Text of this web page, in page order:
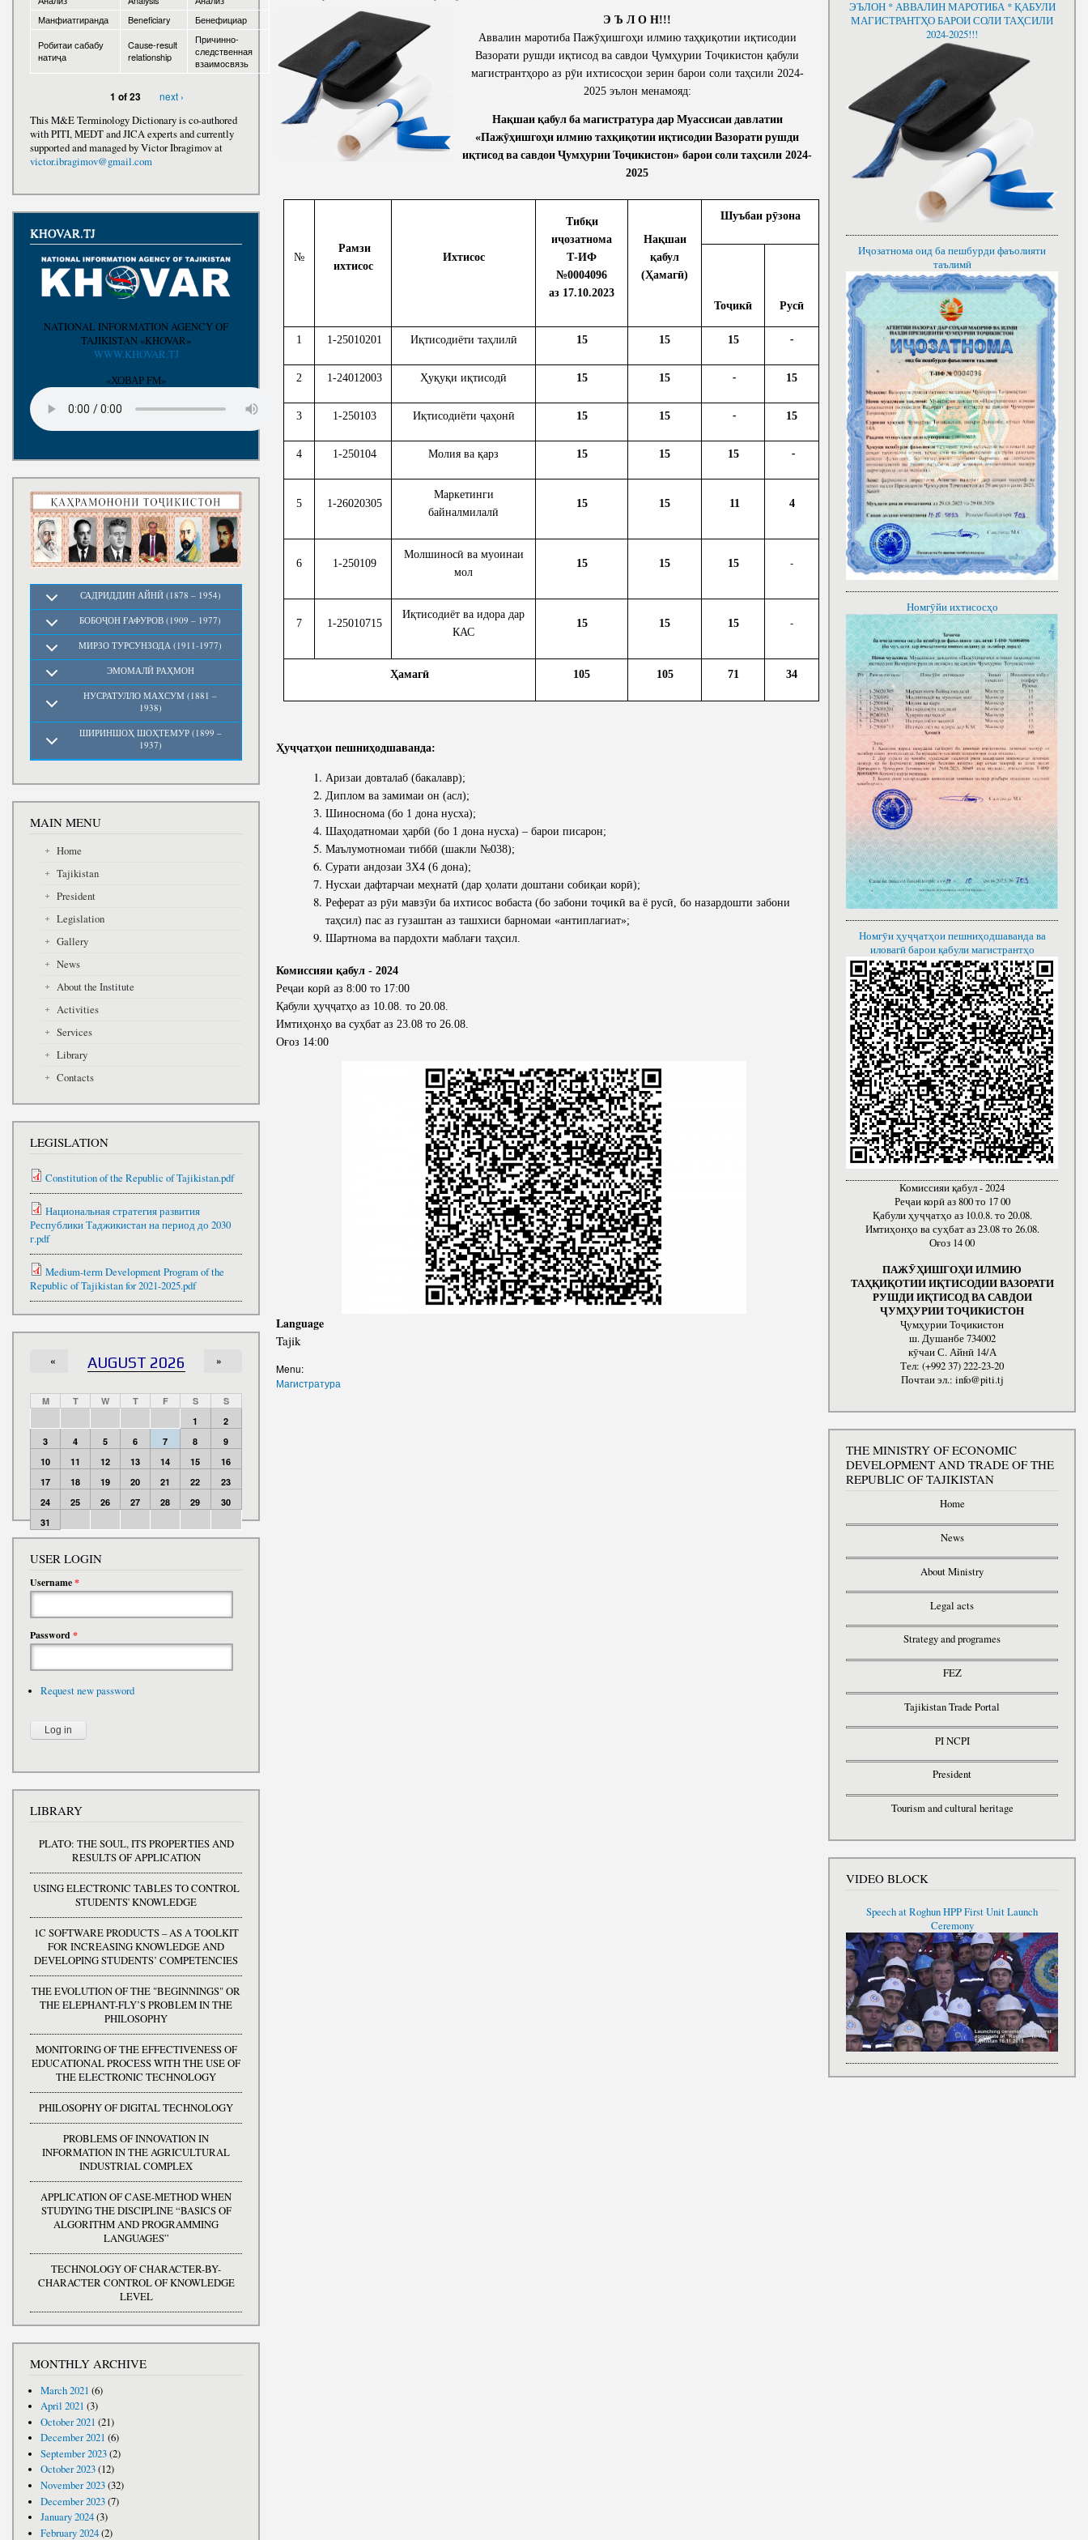
Awards Telegrams
Write to the President
Department of Strategic Planning, Modeling
and Macroeconomic Perspectives
Department for Strengthening Export Potential,
Logistics and E-commerce
Production Efficiency and Infrastructure
Department
Human Resource Development Department
Department of Institutional Strengthening of
the Country and Digital Economy
Conferences, seminars and round tables
Э Ъ Л О Н!!!
Аввалин маротиба Пажӯҳишгоҳи илмию таҳқиқотии иқтисодии
Вазорати рушди иқтисод ва савдои Ҷумҳурии Тоҷикистон қабули
магистрантҳоро аз рӯи ихтисосҳои зерин барои соли таҳсили 2024-
2025 эълон менамояд:
Нақшаи қабул ба магистратура дар Муассисаи давлатии
«Пажӯҳишгоҳи илмию тахқиқотии иқтисодии Вазорати рушди
иқтисод ва савдои Ҷумҳурии Тоҷикистон» барои соли таҳсили 2024-
2025
№
Рамзи
ихтисос
Ихтисос
Тибқи
иҷозатнома
Т-ИФ
№0004096
аз 17.10.2023
Нақшаи
қабул
(Ҳамагӣ)
Шуъбаи рӯзона
Тоҷикӣ Русӣ
1 1-25010201 Иқтисодиёти таҳлилӣ 15 15 15 -
2 1-24012003 Ҳуқуқи иқтисодӣ 15 15 - 15
3 1-250103 Иқтисодиёти ҷаҳонӣ 15 15 - 15
4 1-250104 Молия ва қарз 15 15 15 -
5 1-26020305
Маркетинги
байналмилалӣ
15 15 11 4
6 1-250109
Молшиносӣ ва муоинаи
мол
15 15 15 -
7 1-25010715
Иқтисодиёт ва идора дар
КАС
15 15 15 -
Ҳамагӣ 105 105 71 34
Ҳуҷҷатҳои пешниҳодшаванда:
Аризаи довталаб (бакалавр);
Диплом ва замимаи он (асл);
Шиноснома (бо 1 дона нусха);
Шаҳодатномаи ҳарбӣ (бо 1 дона нусха) – барои писарон;
Маълумотномаи тиббӣ (шакли №038);
Сурати андозаи 3Х4 (6 дона);
Нусхаи дафтарчаи меҳнатӣ (дар ҳолати доштани собиқаи корӣ);
Реферат аз рӯи мавзӯи ба ихтисос вобаста (бо забони тоҷикӣ ва ё русӣ, бо назардошти забони
таҳсил) пас аз гузаштан аз ташхиси барномаи «антиплагиат»;
Шартнома ва пардохти маблағи таҳсил.
Комиссияи қабул - 2024
Реҷаи корӣ аз 8:00 то 17:00
Қабули ҳуҷҷатҳо аз 10.08. то 20.08.
Имтиҳонҳо ва суҳбат аз 23.08 то 26.08.
Оғоз 14:00
Language
Tajik
Menu:
Магистратура
Манфиатгиранда
Beneficiary
Бенефициар
Робитаи сабабу
натиҷа
Cause-result
relationship
Причинно-
следственная
взаимосвязь
1 of 23
next ›
This M&E Terminology Dictionary is co-authored
with PITI, MEDT and JICA experts and currently
supported and managed by Victor Ibragimov at
victor.ibragimov@gmail.com
KHOVAR.TJ
NATIONAL INFORMATION AGENCY OF
TAJIKISTAN «KHOVAR»
WWW.KHOVAR.TJ
«ХОВАР FM»
САДРИДДИН АЙНӢ (1878 – 1954)
БОБОҶОН ҒАФУРОВ (1909 – 1977)
МИРЗО ТУРСУНЗОДА (1911-1977)
ЭМОМАЛӢ РАҲМОН
НУСРАТУЛЛО МАХСУМ (1881 –
1938)
ШИРИНШОҲ ШОҲТЕМУР (1899 –
1937)
MAIN MENU
Home
Tajikistan
President
Legislation
Gallery
News
About the Institute
Activities
Services
Library
Contacts
LEGISLATION
Constitution of the Republic of Tajikistan.pdf
Национальная стратегия развития
Республики Таджикистан на период до 2030
г.pdf
Medium-term Development Program of the
Republic of Tajikistan for 2021-2025.pdf
AUGUST 2026
« »
M T W T F S
S
1
2
3
4 5 6 7 8
9
10
11 12 13 14 15
16
17
18 19 20 21 22
23
24
25 26 27 28 29
30
31
USER LOGIN
Username*
Password*
Request new password
LIBRARY
PLATO: THE SOUL, ITS PROPERTIES AND
RESULTS OF APPLICATION
USING ELECTRONIC TABLES TO CONTROL
STUDENTS' KNOWLEDGE
1C SOFTWARE PRODUCTS – AS A TOOLKIT
FOR INCREASING KNOWLEDGE AND
DEVELOPING STUDENTS’ COMPETENCIES
THE EVOLUTION OF THE "BEGINNINGS" OR
THE ELEPHANT-FLY’S PROBLEM IN THE
PHILOSOPHY
MONITORING OF THE EFFECTIVENESS OF
EDUCATIONAL PROCESS WITH THE USE OF
THE ELECTRONIC TECHNOLOGY
PHILOSOPHY OF DIGITAL TECHNOLOGY
PROBLEMS OF INNOVATION IN
INFORMATION IN THE AGRICULTURAL
INDUSTRIAL COMPLEX
APPLICATION OF CASE-METHOD WHEN
STUDYING THE DISCIPLINE “BASICS OF
ALGORITHM AND PROGRAMMING
LANGUAGES”
TECHNOLOGY OF CHARACTER-BY-
CHARACTER CONTROL OF KNOWLEDGE
LEVEL
MONTHLY ARCHIVE
March 2021 (6)
April 2021 (3)
October 2021 (21)
December 2021 (6)
September 2023(2)
October 2023(12)
November 2023(32)
December 2023(7)
January 2024(3)
February 2024(2)
ЭЪЛОН * АВВАЛИН МАРОТИБА * ҚАБУЛИ
МАГИСТРАНТҲО БАРОИ СОЛИ ТАҲСИЛИ
2024-2025!!!
Иҷозатнома оид ба пешбурди фаъолияти
таълимӣ
Номгӯйи ихтисосҳо
Номгӯи ҳуҷҷатҳои пешниҳодшаванда ва
иловагӣ барои қабули магистрантҳо
Комиссияи қабул - 2024
Реҷаи корӣ аз 800 то 17 00
Қабули ҳуҷҷатҳо аз 10.0.8. то 20.08.
Имтиҳонҳо ва суҳбат аз 23.08 то 26.08.
Оғоз 14 00
ПАЖӮҲИШГОҲИ ИЛМИЮ
ТАҲҚИҚОТИИ ИҚТИСОДИИ ВАЗОРАТИ
РУШДИ ИҚТИСОД ВА САВДОИ
ҶУМҲУРИИ ТОҶИКИСТОН
Ҷумҳурии Тоҷикистон
ш. Душанбе 734002
кӯчаи С. Айнӣ 14/А
Тел: (+992 37) 222-23-20
Почтаи эл.: info@piti.tj
THE MINISTRY OF ECONOMIC
DEVELOPMENT AND TRADE OF THE
REPUBLIC OF TAJIKISTAN
Home
News
About Ministry
Legal acts
Strategy and programes
FEZ
Tajikistan Trade Portal
PI NCPI
President
Tourism and cultural heritage
VIDEO BLOCK
Speech at Roghun HPP First Unit Launch
Ceremony